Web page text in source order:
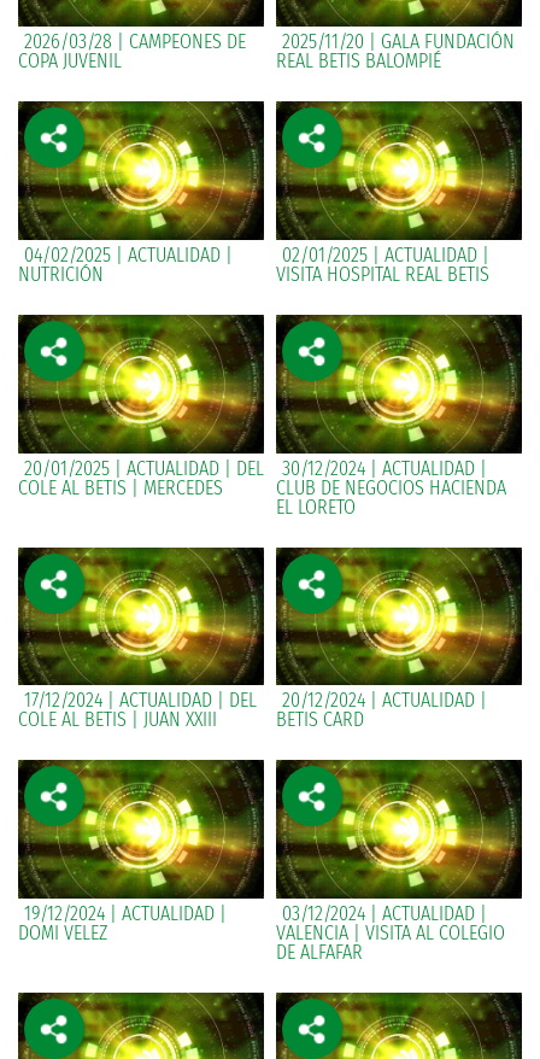
2026/03/28 | CAMPEONES DE
COPA JUVENIL
2025/11/20 | GALA FUNDACIÓN
REAL BETIS BALOMPIÉ
04/02/2025 | ACTUALIDAD |
NUTRICIÓN
02/01/2025 | ACTUALIDAD |
VISITA HOSPITAL REAL BETIS
20/01/2025 | ACTUALIDAD | DEL
COLE AL BETIS | MERCEDES
30/12/2024 | ACTUALIDAD |
CLUB DE NEGOCIOS HACIENDA
EL LORETO
17/12/2024 | ACTUALIDAD | DEL
COLE AL BETIS | JUAN XXIII
20/12/2024 | ACTUALIDAD |
BETIS CARD
19/12/2024 | ACTUALIDAD |
DOMI VELEZ
03/12/2024 | ACTUALIDAD |
VALENCIA | VISITA AL COLEGIO
DE ALFAFAR